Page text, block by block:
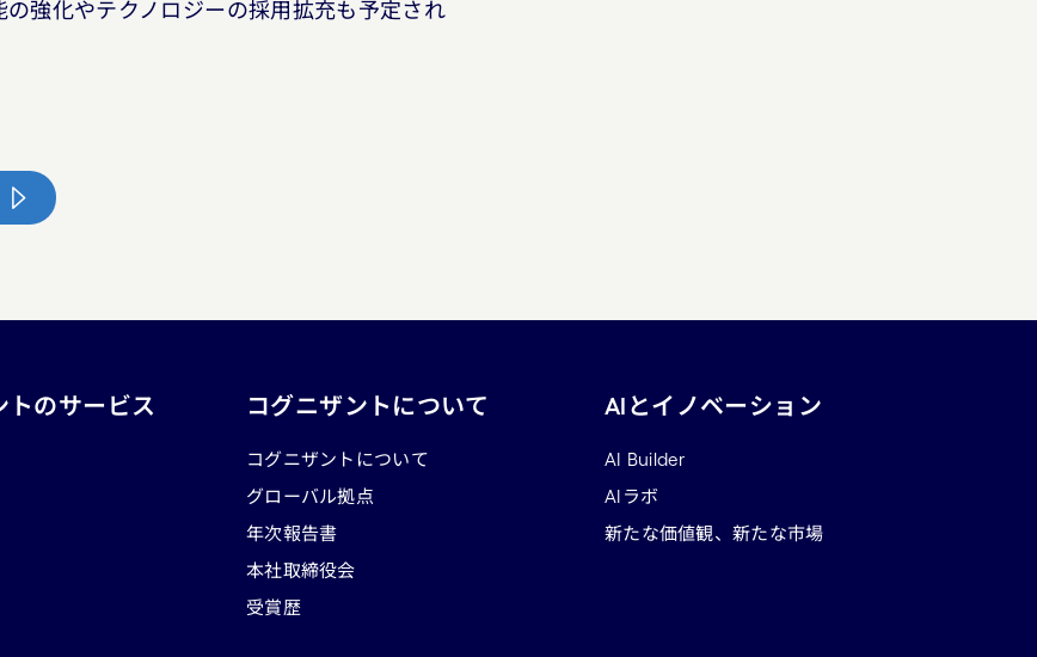
強化やテクノロジーの採用拡充も予定され
トのサービス コグニザントについて
コグニザントについて
グローバル拠点
年次報告書
本社取締役会
受賞歴
AIとイノベーション
AI Builder
AIラボ
新たな価値観、新たな市場